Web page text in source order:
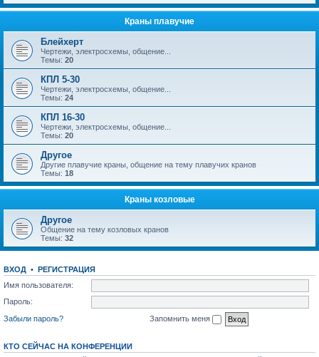
Краны плавучие
Блейхерт
Чертежи, электросхемы, общение...
Темы: 20
КПЛ 5-30
Чертежи, электросхемы, общение...
Темы: 24
КПЛ 16-30
Чертежи, электросхемы, общение...
Темы: 20
Другое
Другие плавучие краны, общение на тему плавучих кранов
Темы: 18
Краны козловые
Другое
Общение на тему козловых кранов
Темы: 32
ВХОД • РЕГИСТРАЦИЯ
Имя пользователя:
Пароль:
Забыли пароль?
Запомнить меня
КТО СЕЙЧАС НА КОНФЕРЕНЦИИ